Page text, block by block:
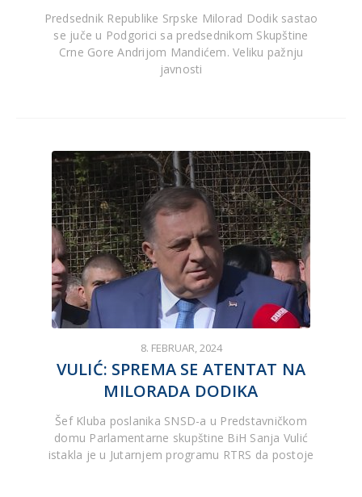
Predsednik Republike Srpske Milorad Dodik sastao
se juče u Podgorici sa predsednikom Skupštine
Crne Gore Andrijom Mandićem. Veliku pažnju
javnosti
8. FEBRUAR, 2024
VULIĆ: SPREMA SE ATENTAT NA
MILORADA DODIKA
Šef Kluba poslanika SNSD-a u Predstavničkom
domu Parlamentarne skupštine BiH Sanja Vulić
istakla je u Јutarnjem programu RTRS da postoje